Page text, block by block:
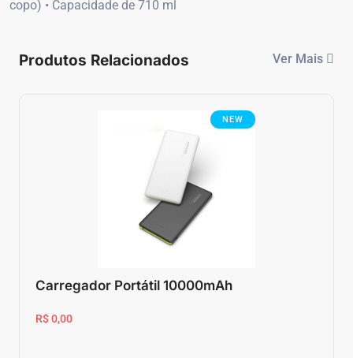
copo) • Capacidade de 710 ml
Produtos Relacionados Ver Mais
NEW
Carregador Portátil 10000mAh
R$ 0,00